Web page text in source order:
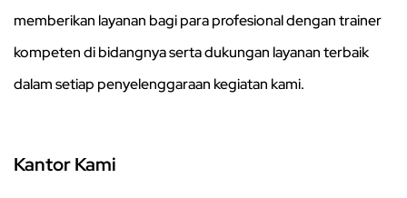
memberikan layanan bagi para profesional dengan trainer
kompeten di bidangnya serta dukungan layanan terbaik
dalam setiap penyelenggaraan kegiatan kami.
Kantor Kami